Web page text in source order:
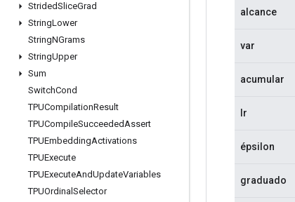
StridedSliceGrad
StringLower
StringNGrams
StringUpper
Sum
SwitchCond
TPUCompilationResult
TPUCompileSucceededAssert
TPUEmbeddingActivations
TPUExecute
TPUExecuteAndUpdateVariables
TPUOrdinal Selector
alcance
var
acumular
lr
épsilon
graduado